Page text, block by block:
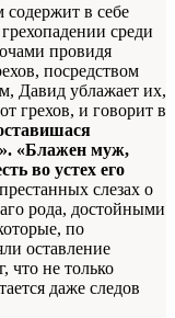
содержит в себе
среди
провидя
посредством
Давид ублажает их,
грехов, и говорит в
«Блажен муж,
во устех его
слезах о
рода, достойными
по
оставление
что не только
даже следов